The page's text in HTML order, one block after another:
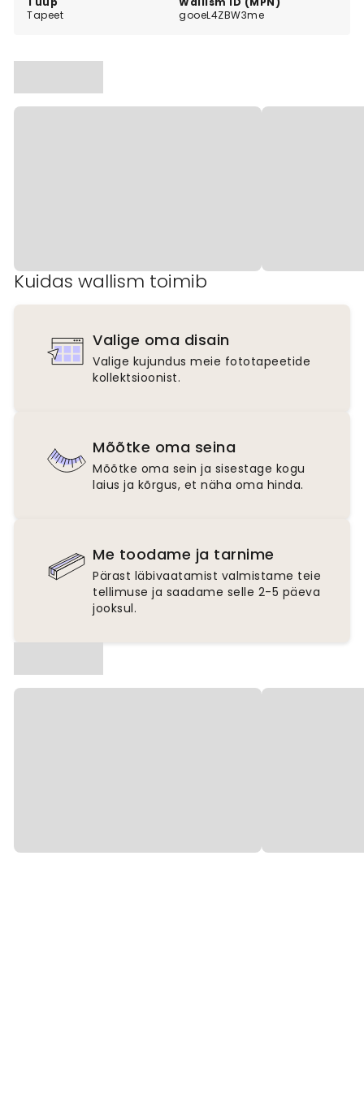
Tapeet
gooeL4ZBW3me
Kuidas wallism toimib
Valige oma disain
Valige kujundus meie fototapeetide
kollektsioonist.
Mõõtke oma seina
Mõõtke oma sein ja sisestage kogu
laius ja kõrgus, et näha oma hinda.
Me toodame ja tarnime
Pärast läbivaatamist valmistame teie
tellimuse ja saadame selle 2-5 päeva
jooksul.